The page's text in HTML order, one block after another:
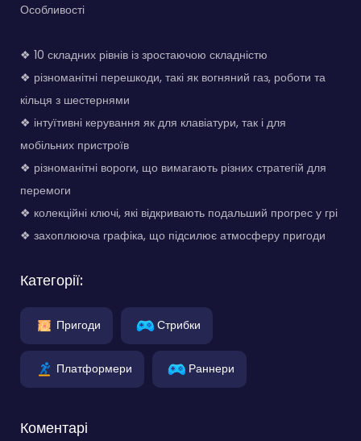
Особливості
❖ 10 складних рівнів із зростаючою складністю
❖ різноманітні перешкоди, такі як вогняний газ, роботи та
кільця з шестернями
❖ інтуїтивні керування як для клавіатури, так і для
мобільних пристроїв
❖ різноманітні вороги, що вимагають різних стратегій для
перемоги
❖ колекційні ключі, які відкривають подальший прогрес у грі
❖ захоплююча графіка, що підсилює атмосферу пригоди
Категорії:
Пригоди Стрибки
Платформери Раннери
Коментарі